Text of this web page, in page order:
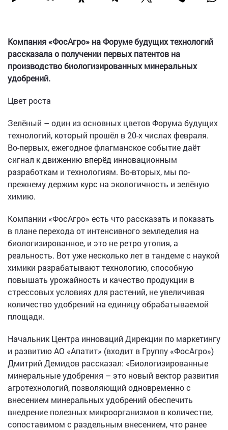
Компания «ФосАгро» на Форуме будущих технологий
рассказала о получении первых патентов на
производство биологизированных минеральных
удобрений.
Цвет роста
Зелёный – один из основных цветов Форума будущих
технологий, который прошёл в 20-х числах февраля.
Во-первых, ежегодное флагманское событие даёт
сигнал к движению вперёд инновационным
разработкам и технологиям. Во-вторых, мы по-
прежнему держим курс на экологичность и зелёную
химию.
Компании «ФосАгро» есть что рассказать и показать
в плане перехода от интенсивного земледелия на
биологизированное, и это не ретро утопия, а
реальность. Вот уже несколько лет в тандеме с наукой
химики разрабатывают технологию, способную
повышать урожайность и качество продукции в
стрессовых условиях для растений, не увеличивая
количество удобрений на единицу обрабатываемой
площади.
Начальник Центра инноваций Дирекции по маркетингу
и развитию АО «Апатит» (входит в Группу «ФосАгро»)
Дмитрий Демидов рассказал: «Биологизированные
минеральные удобрения – это новый вектор развития
агротехнологий, позволяющий одновременно с
внесением минеральных удобрений обеспечить
внедрение полезных микроорганизмов в количестве,
сопоставимом с раздельным внесением, что ранее